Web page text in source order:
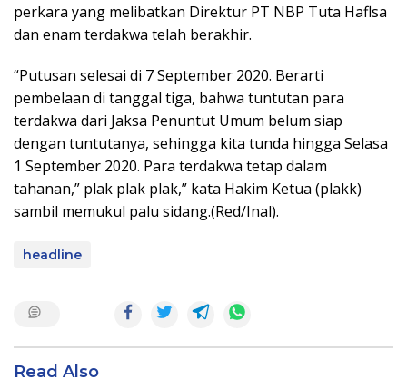
perkara yang melibatkan Direktur PT NBP Tuta Haflsa
dan enam terdakwa telah berakhir.
“Putusan selesai di 7 September 2020. Berarti
pembelaan di tanggal tiga, bahwa tuntutan para
terdakwa dari Jaksa Penuntut Umum belum siap
dengan tuntutanya, sehingga kita tunda hingga Selasa
1 September 2020. Para terdakwa tetap dalam
tahanan,” plak plak plak,” kata Hakim Ketua (plakk)
sambil memukul palu sidang.(Red/Inal).
headline
Read Also